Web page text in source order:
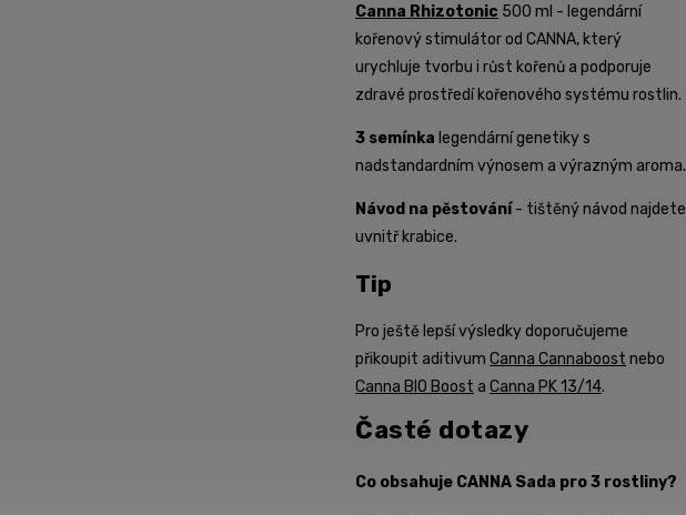
Canna Rhizotonic 500 ml - legendární
kořenový stimulátor od CANNA, který
urychluje tvorbu i růst kořenů a podporuje
zdravé prostředí kořenového systému rostlin.
3 semínka legendární genetiky s
nadstandardním výnosem a výrazným aroma.
Návod na pěstování- tištěný návod najdete
uvnitř krabice.
Tip
Pro ještě lepší výsledky doporučujeme
přikoupit aditivum Canna Cannaboost nebo
Canna BIO Boost a Canna PK 13/14.
Časté dotazy
Co obsahuje CANNA Sada pro 3 rostliny?